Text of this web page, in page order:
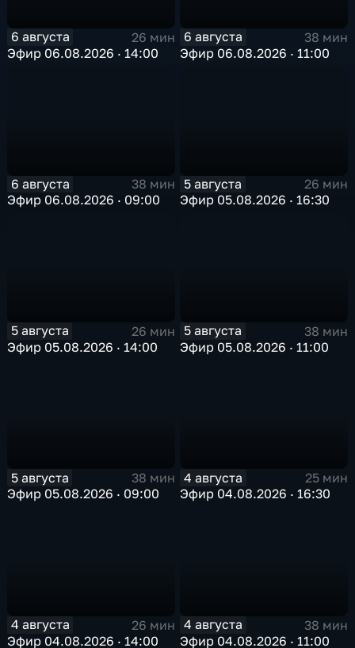
6 августа
26 мин
Эфир 06.08.2026 · 14:00
6 августа
38 мин
Эфир 06.08.2026 · 11:00
6 августа
38 мин
Эфир 06.08.2026 · 09:00
5 августа
26 мин
Эфир 05.08.2026 · 16:30
5 августа
26 мин
Эфир 05.08.2026 · 14:00
5 августа
38 мин
Эфир 05.08.2026 · 11:00
5 августа
38 мин
Эфир 05.08.2026 · 09:00
4 августа
25 мин
Эфир 04.08.2026 · 16:30
4 августа
26 мин
Эфир 04.08.2026 · 14:00
4 августа
38 мин
Эфир 04.08.2026 · 11:00